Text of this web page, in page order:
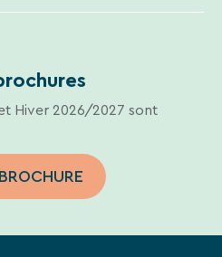
Hiver 2026/2027 sont